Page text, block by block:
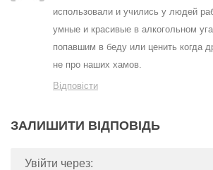
использовали и учились у людей
умные и красивые в алкогольном
попавшим в беду или ценить когда
не про наших хамов.
Відповісти
ЗАЛИШИТИ ВІДПОВІДЬ
Увійти через: